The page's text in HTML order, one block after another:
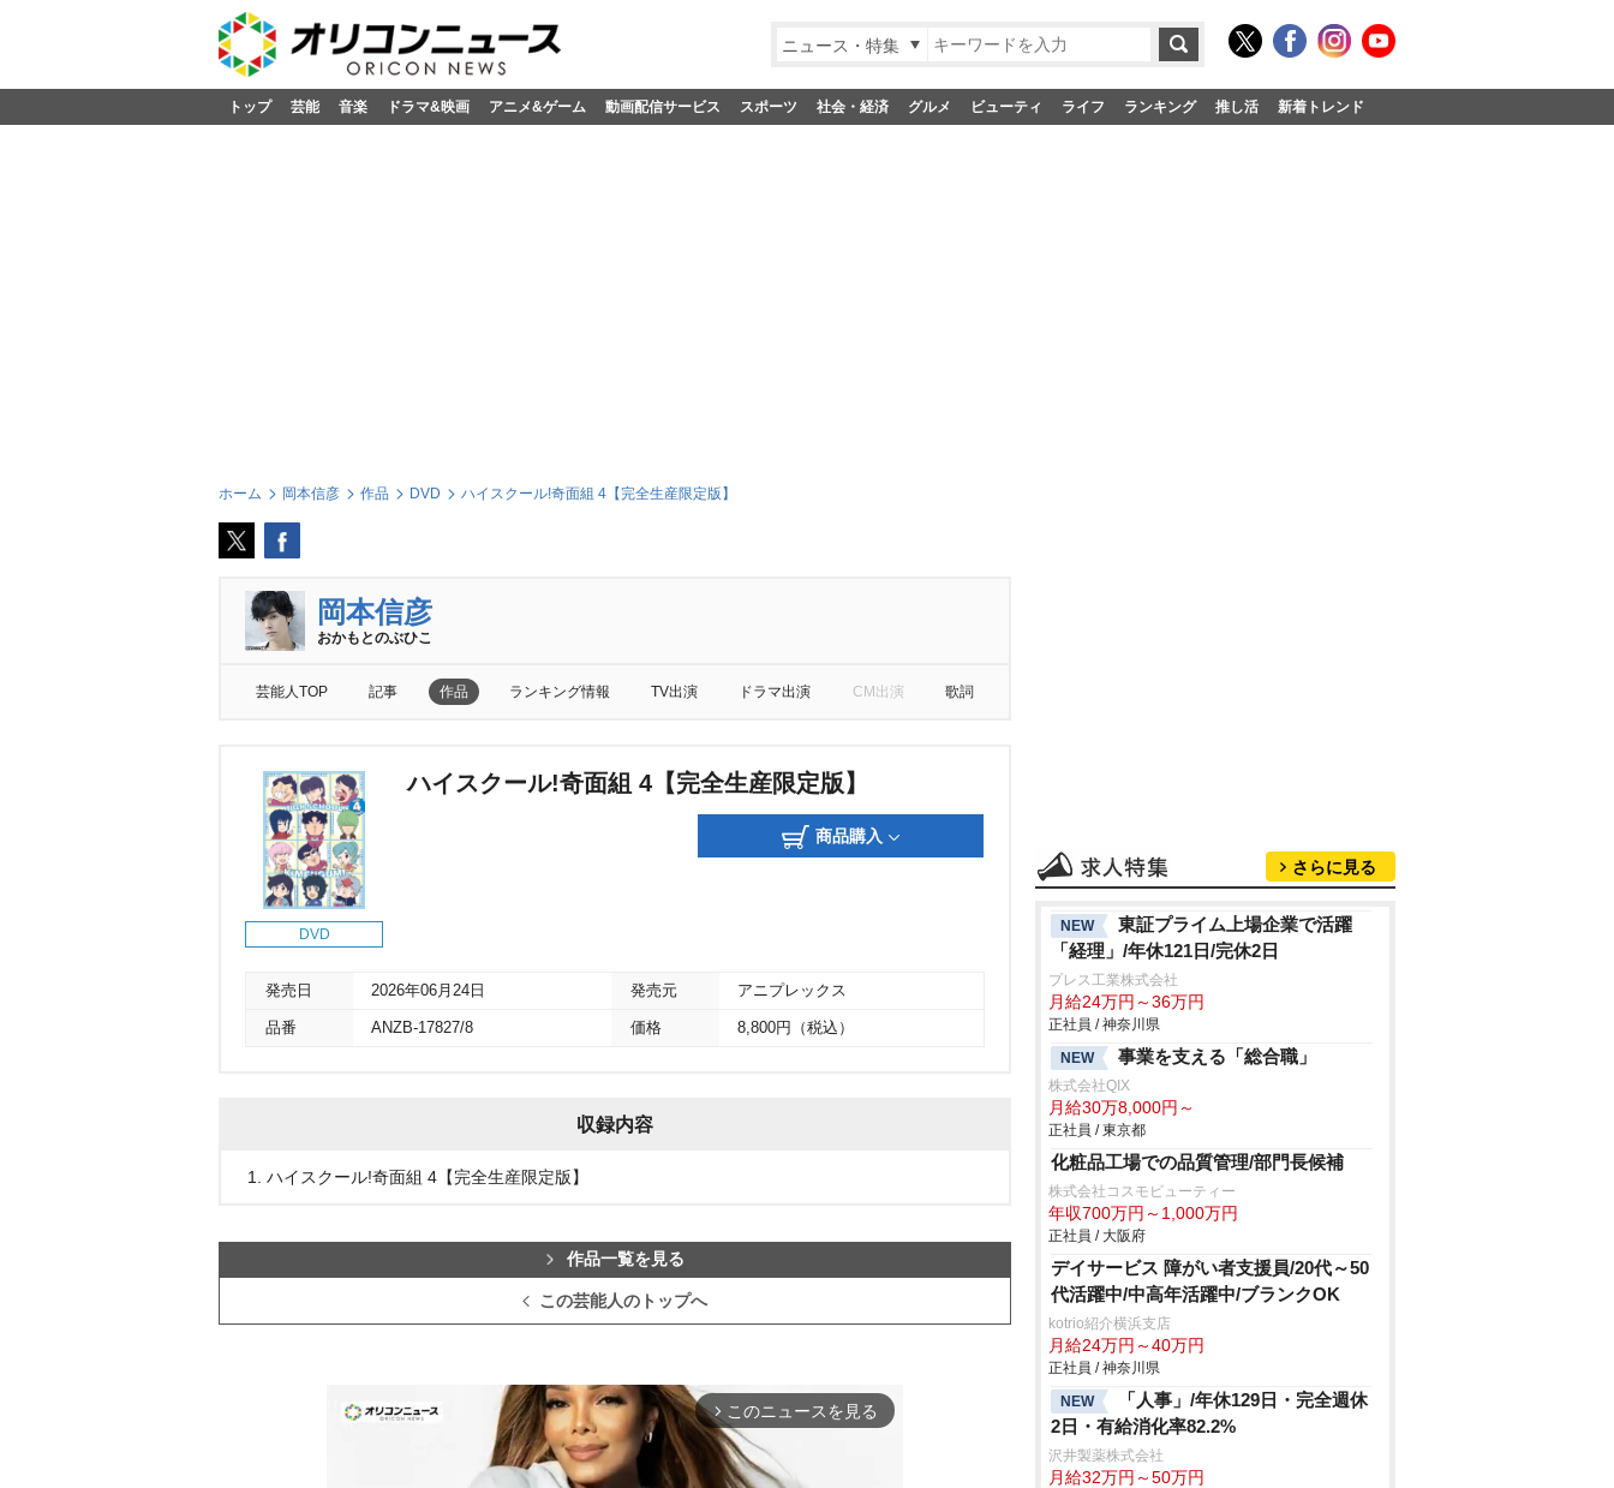
ニュース・特集
トップ 芸能 音楽 ドラマ&映画 アニメ&ゲーム 動画配信サービス スポーツ 社会・経済 グルメ ビューティ ライフ ランキング 推し活 新着トレンド
ホーム 岡本信彦 作品 DVD ハイスクール!奇面組 4【完全生産限定版】
岡本信彦
おかもとのぶひこ
芸能人TOP 記事 作品 ランキング情報 TV出演 ドラマ出演 CM出演 歌詞
DVD
ハイスクール!奇面組 4【完全生産限定版】
商品購入
発売日 2026年06月24日 発売元 アニプレックス
品番 ANZB-17827/8 価格 8,800円（税込）
収録内容
1. ハイスクール!奇面組 4【完全生産限定版】
作品一覧を見る
この芸能人のトップへ
arrow_forward_ios このニュースを見る
さらに見る
NEW
東証プライム上場企業で活躍
「経理」/年休121日/完休2日
プレス工業株式会社
月給24万円～36万円
正社員 / 神奈川県
NEW
事業を支える「総合職」
株式会社QIX
月給30万8,000円～
正社員 / 東京都
化粧品工場での品質管理/部門長候補
株式会社コスモビューティー
年収700万円～1,000万円
正社員 / 大阪府
デイサービス 障がい者支援員/20代～50
代活躍中/中高年活躍中/ブランクOK
kotrio紹介横浜支店
月給24万円～40万円
正社員 / 神奈川県
NEW
「人事」/年休129日・完全週休
2日・有給消化率82.2%
沢井製薬株式会社
月給32万円～50万円